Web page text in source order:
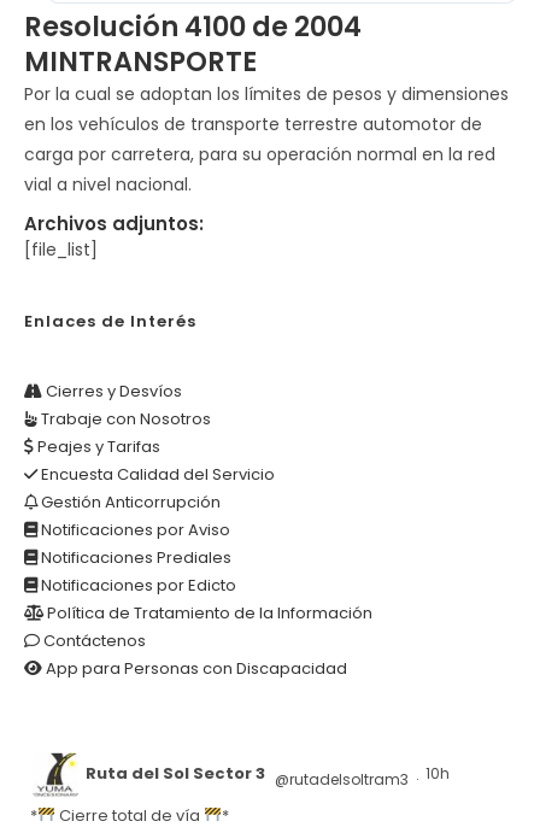
Resolución 4100 de 2004
MINTRANSPORTE
Por la cual se adoptan los límites de pesos y dimensiones
en los vehículos de transporte terrestre automotor de
carga por carretera, para su operación normal en la red
vial a nivel nacional.
Archivos adjuntos:
[file_list]
Enlaces de Interés
Cierres y Desvíos
Trabaje con Nosotros
Peajes y Tarifas
Encuesta Calidad del Servicio
Gestión Anticorrupción
Notificaciones por Aviso
Notificaciones Prediales
Notificaciones por Edicto
Política de Tratamiento de la Información
Contáctenos
App para Personas con Discapacidad
Ruta del Sol Sector 3 @rutadelsoltram3 · 10h
* Cierre total de vía
*